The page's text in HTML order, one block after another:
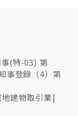
(特-03) 第
事登録（4）第
建物取引業]